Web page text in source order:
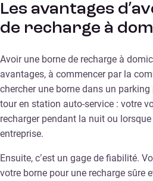
Les avantages
de recharge à
Avoir une borne de recharge à
avantages, à commencer par la
chercher une borne dans un
tour en station auto-service : votre
recharger pendant la nuit ou
entreprise.
Ensuite, c’est un gage de fiabilité.
votre borne pour une recharge sûre